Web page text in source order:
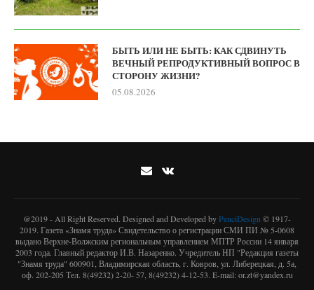
БЫТЬ ИЛИ НЕ БЫТЬ: КАК СДВИНУТЬ
ВЕЧНЫЙ РЕПРОДУКТИВНЫЙ ВОПРОС В
СТОРОНУ ЖИЗНИ?
05.08.2026
@2019 - All Right Reserved. Designed and Developed byPenciDesign © 1917-
2019. Газета «Знамя труда» Свидетельство о регистрации СМИ ПИ № 5-0608
выдано Верхне-Волжским региональным управлением МПТР России 14 января
2003 года. Главный редактор И.В. Назаренко. Учредитель НП "Редакция газеты
"Знамя труда" 600901, Владимирская область, г. Ковров, ул. Либерецкая, д. 5а,
оф. 202-205 Тел. 8(49232) 2-20- 57, 8(49232) 4-12-53. E-mail: or.zt@yandex.ru